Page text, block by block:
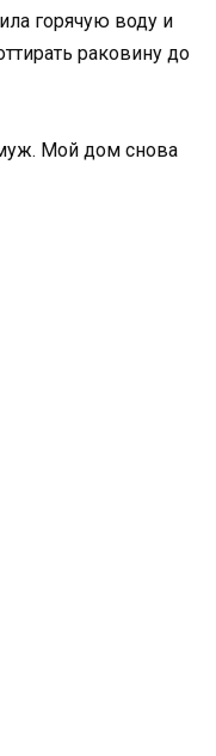
горячую воду и
раковину до
Мой дом снова